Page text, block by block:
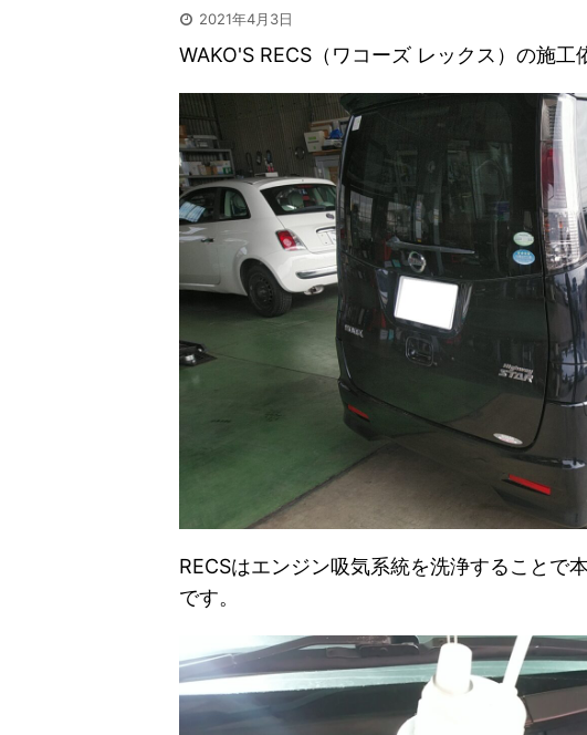
2021年4月3日
WAKO'S RECS（ワコーズ レックス）の施工
RECSはエンジン吸気系統を洗浄することで
です。